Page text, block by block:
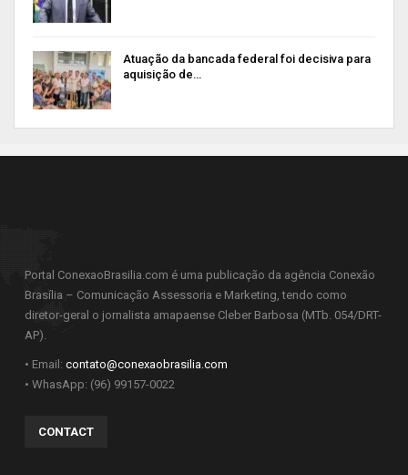
Atuação da bancada federal foi decisiva para
aquisição de…
Portal ConexaoBrasilia.com é uma publicação da agência Conexão
Brasília – Comunicação Assessoria e Marketing, tendo como
diretor-geral o jornalista amapaense Cleber Barbosa (MTb. 054/DRT-
AP).
• Email: contato@conexaobrasilia.com
• WhasApp: (96) 99157-0022
CONTACT